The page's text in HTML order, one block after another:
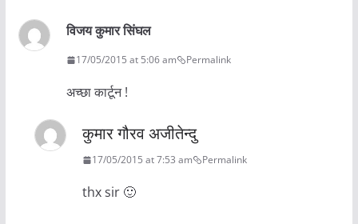
विजय कुमार सिंघल
17/05/2015 at 5:06 am Permalink
अच्छा कार्टून !
कुमार गौरव अजीतेन्दु
17/05/2015 at 7:53 am Permalink
thx sir 🙂